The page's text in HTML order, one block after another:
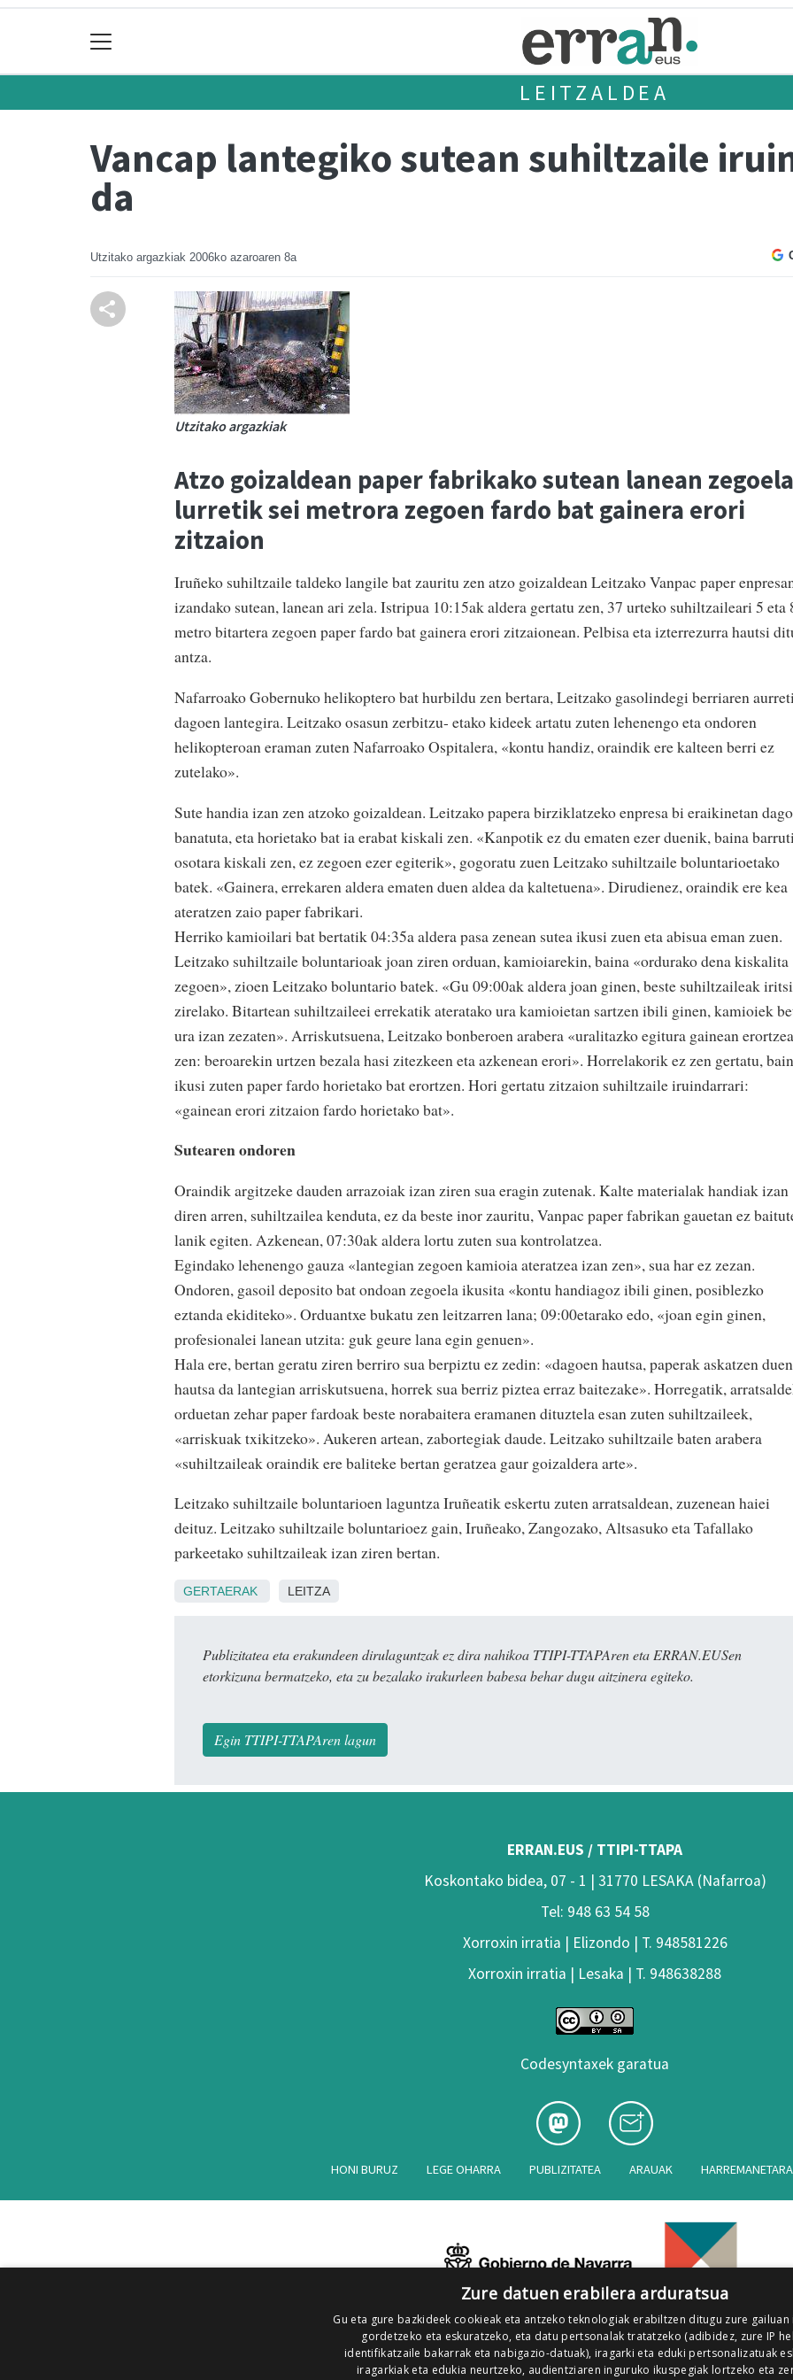
LEITZALDEA
Vancap lantegiko sutean suhiltzaile
da
Utzitako argazkiak 2006ko azaroaren 8a
Utzitako argazkiak
Atzo goizaldean paper fabrikako sutean lanean zegoela
lurretik sei metrora zegoen fardo bat gainera erori
zitzaion
Iruñeko suhiltzaile taldeko langile bat zauritu zen atzo goizaldean Leitzako Vanpac paper
izandako sutean, lanean ari zela. Istripua 10:15ak aldera gertatu zen, 37 urteko suhiltzaileari 5 eta
metro bitartera zegoen paper fardo bat gainera erori zitzaionean. Pelbisa eta izterrezurra hautsi
antza.
Nafarroako Gobernuko helikoptero bat hurbildu zen bertara, Leitzako gasolindegi berriaren
dagoen lantegira. Leitzako osasun zerbitzu- etako kideek artatu zuten lehenengo eta ondoren
helikopteroan eraman zuten Nafarroako Ospitalera, «kontu handiz, oraindik ere kalteen berri ez
zutelako».
Sute handia izan zen atzoko goizaldean. Leitzako papera birziklatzeko enpresa bi eraikinetan dago
banatuta, eta horietako bat ia erabat kiskali zen. «Kanpotik ez du ematen ezer duenik, baina
osotara kiskali zen, ez zegoen ezer egiterik», gogoratu zuen Leitzako suhiltzaile boluntarioetako
batek. «Gainera, errekaren aldera ematen duen aldea da kaltetuena». Dirudienez, oraindik ere kea
ateratzen zaio paper fabrikari.
Herriko kamioilari bat bertatik 04:35a aldera pasa zenean sutea ikusi zuen eta abisua eman zuen.
Leitzako suhiltzaile boluntarioak joan ziren orduan, kamioiarekin, baina «ordurako dena kiskalita
zegoen», zioen Leitzako boluntario batek. «Gu 09:00ak aldera joan ginen, beste suhiltzaileak iritsi
zirelako. Bitartean suhiltzaileei errekatik ateratako ura kamioietan sartzen ibili ginen, kamioiek
ura izan zezaten». Arriskutsuena, Leitzako bonberoen arabera «uralitazko egitura gainean erortzea
zen: beroarekin urtzen bezala hasi zitezkeen eta azkenean erori». Horrelakorik ez zen gertatu,
ikusi zuten paper fardo horietako bat erortzen. Hori gertatu zitzaion suhiltzaile iruindarrari:
«gainean erori zitzaion fardo horietako bat».
Sutearen ondoren
Oraindik argitzeke dauden arrazoiak izan ziren sua eragin zutenak. Kalte materialak handiak izan
diren arren, suhiltzailea kenduta, ez da beste inor zauritu, Vanpac paper fabrikan gauetan ez
lanik egiten. Azkenean, 07:30ak aldera lortu zuten sua kontrolatzea.
Egindako lehenengo gauza «lantegian zegoen kamioia ateratzea izan zen», sua har ez zezan.
Ondoren, gasoil deposito bat ondoan zegoela ikusita «kontu handiagoz ibili ginen, posiblezko
eztanda ekiditeko». Orduantxe bukatu zen leitzarren lana; 09:00etarako edo, «joan egin ginen,
profesionalei lanean utzita: guk geure lana egin genuen».
Hala ere, bertan geratu ziren berriro sua berpiztu ez zedin: «dagoen hautsa, paperak askatzen duen
hautsa da lantegian arriskutsuena, horrek sua berriz piztea erraz baitezake». Horregatik,
orduetan zehar paper fardoak beste norabaitera eramanen dituztela esan zuten suhiltzaileek,
«arriskuak txikitzeko». Aukeren artean, zabortegiak daude. Leitzako suhiltzaile baten arabera
«suhiltzaileak oraindik ere baliteke bertan geratzea gaur goizaldera arte».
Leitzako suhiltzaile boluntarioen laguntza Iruñeatik eskertu zuten arratsaldean, zuzenean haiei
deituz. Leitzako suhiltzaile boluntarioez gain, Iruñeako, Zangozako, Altsasuko eta Tafallako
parkeetako suhiltzaileak izan ziren bertan.
GERTAERAK LEITZA
Publizitatea eta erakundeen dirulaguntzak ez dira nahikoa TTIPI-TTAPAren eta ERRAN.EUSen
etorkizuna bermatzeko, eta zu bezalako irakurleen babesa behar dugu aitzinera egiteko.
Egin TTIPI-TTAPAren lagun
ERRAN.EUS / TTIPI-TTAPA
Koskontako bidea, 07 - 1 | 31770 LESAKA (Nafarroa)
Tel: 948 63 54 58
Xorroxin irratia | Elizondo | T. 948581226
Xorroxin irratia | Lesaka | T. 948638288
Codesyntaxek garatua
HONI BURUZ LEGE OHARRA PUBLIZITATEA ARAUAK
Zure datuen erabilera arduratsua
Gu eta gure bazkideek cookieak eta antzeko teknologiak erabiltzen ditugu zure
gordetzeko eta eskuratzeko, eta datu pertsonalak tratatzeko (adibidez, zure IP
identifikatzaile bakarrak eta nabigazio-datuak), iragarki eta eduki pertsonalizatuak
iragarkiak eta edukia neurtzeko, audientziaren inguruko ikuspegiak lortzeko eta